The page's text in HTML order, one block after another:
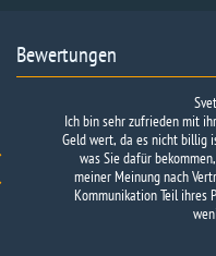
Bewertungen
Ich bin sehr zufrieden mit
Geld wert, da es nicht billig
was Sie dafür
meiner Meinung nach
Kommunikation Teil ihres